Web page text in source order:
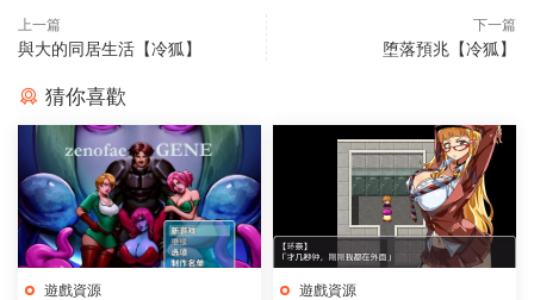
上一篇
與大的同居生活【冷狐】
下一篇
堕落預兆【冷狐】
猜你喜歡
遊戲資源 遊戲資源